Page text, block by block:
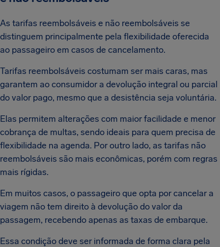
As tarifas reembolsáveis e não reembolsáveis se
distinguem principalmente pela flexibilidade oferecida
ao passageiro em casos de cancelamento.
Tarifas reembolsáveis costumam ser mais caras, mas
garantem ao consumidor a devolução integral ou parcial
do valor pago, mesmo que a desistência seja voluntária.
Elas permitem alterações com maior facilidade e menor
cobrança de multas, sendo ideais para quem precisa de
flexibilidade na agenda. Por outro lado, as tarifas não
reembolsáveis são mais econômicas, porém com regras
mais rígidas.
Em muitos casos, o passageiro que opta por cancelar a
viagem não tem direito à devolução do valor da
passagem, recebendo apenas as taxas de embarque.
Essa condição deve ser informada de forma clara pela